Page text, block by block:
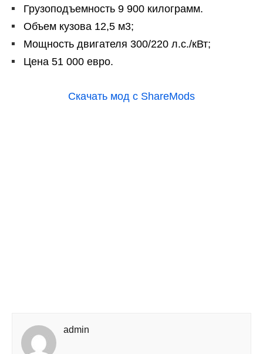
Грузоподъемность 9 900 килограмм.
Объем кузова 12,5 м3;
Мощность двигателя 300/220 л.с./кВт;
Цена 51 000 евро.
Скачать мод с ShareMods
admin